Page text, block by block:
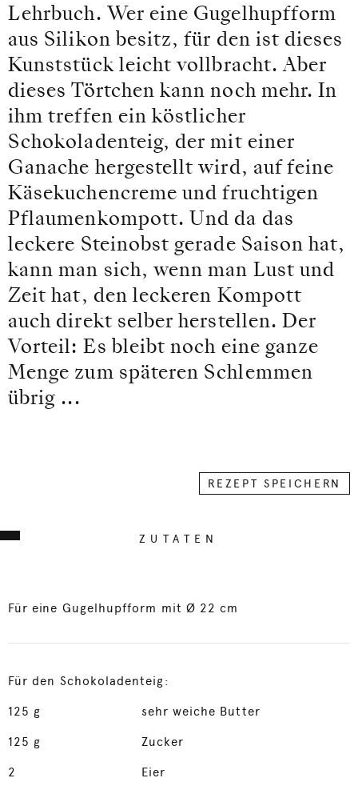
Lehrbuch. Wer eine Gugelhupfform
aus Silikon besitz, für den ist dieses
Kunststück leicht vollbracht. Aber
dieses Törtchen kann noch mehr. In
ihm treffen ein köstlicher
Schokoladenteig, der mit einer
Ganache hergestellt wird, auf feine
Käsekuchencreme und fruchtigen
Pflaumenkompott. Und da das
leckere Steinobst gerade Saison hat,
kann man sich, wenn man Lust und
Zeit hat, den leckeren Kompott
auch direkt selber herstellen. Der
Vorteil: Es bleibt noch eine ganze
Menge zum späteren Schlemmen
übrig ...
REZEPT SPEICHERN
ZUTATEN
Für eine Gugelhupfform mit Ø 22 cm
Für den Schokoladenteig:
125 g sehr weiche Butter
125 g Zucker
2 Eier